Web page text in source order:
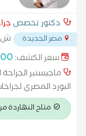
دكتور تخصص
مصر الجديدة ش
سعر الكشف:
ماجيستير
البورد المصري
لجراحات الاوعية
جراحيا وباستخدام
متاح النهاردة من 6:30